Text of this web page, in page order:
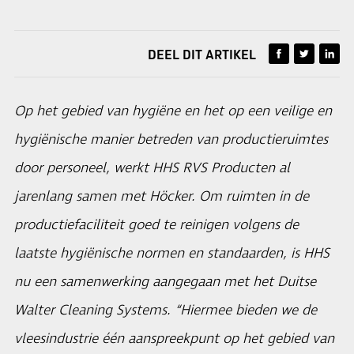
DEEL DIT ARTIKEL
Op het gebied van hygiëne en het op een veilige en
hygiënische manier betreden van productieruimtes
door personeel, werkt HHS RVS Producten al
jarenlang samen met Höcker. Om ruimten in de
productiefaciliteit goed te reinigen volgens de
laatste hygiënische normen en standaarden, is HHS
nu een samenwerking aangegaan met het Duitse
Walter Cleaning Systems. “Hiermee bieden we de
vleesindustrie één aanspreekpunt op het gebied van